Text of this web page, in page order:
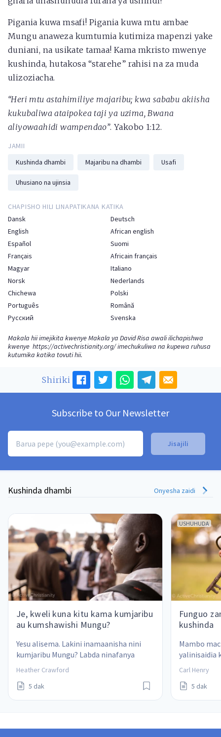
Pigania kuwa msafi! Pigania kuwa mtu ambae
Mungu anaweza kumtumia kutimiza mapenzi yake
duniani, na usikate tamaa! Kama mkristo mwenye
kushinda, hutakosa “starehe” rahisi na za muda
ulizoziacha.
“Heri mtu astahimiliye majaribu; kwa sababu akiisha
kukubaliwa ataipokea taji ya uzima, Bwana
aliyowaahidi wampendao”. Yakobo 1:12.
JAMII
Kushinda dhambi
Majaribu na dhambi Usafi
Uhusiano na ujinsia
CHAPISHO HILI LINAPATIKANA KATIKA
Dansk
Deutsch
English
African english
Español
Suomi
Français
Africain français
Magyar
Italiano
Norsk
Nederlands
Chichewa
Polski
Português
Română
Русский
Svenska
Makala hii imejikita kwenye Makala ya David Risa awali ilichapishwa
kwenye https://activechristianity.org/imechukuliwa na kupewa ruhusa
kutumika katika tovuti hii.
Shiriki
Subscribe to Our Newsletter
Kushinda dhambi Onyesha zaidi
Je, kweli kuna kitu kama kumjaribu
au kumshawishi Mungu?
Yesu alisema. Lakini inamaanisha nini
kumjaribu Mungu? Labda ninafanya
hivyo?
Heather Crawford
5 dak
USHUHUDA
Funguo
kushinda
Mambo
yalinisaidia
ambayo
Carl Henry
5 dak